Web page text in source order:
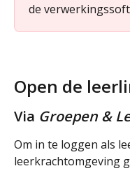
de
Open de
Via Groepen &
Om in te loggen als
leerkrachtomgeving